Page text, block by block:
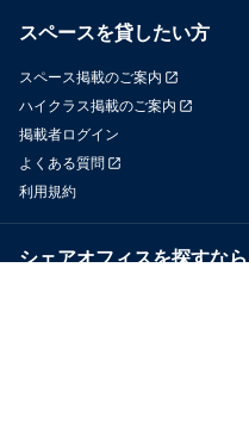
スペースを貸したい方
スペース掲載のご案内
ハイクラス掲載のご案内
掲載者ログイン
よくある質問
利用規約
シェアオフィスを探すなら